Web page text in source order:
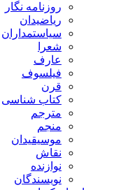
روزنامه نگار
ریاضیدان
سیاستمداران
شعرا
عارف
فیلسوف
قرن
کتاب شناسی
مترجم
منجم
موسیقیدان
نقاش
نوازنده
نویسندگان